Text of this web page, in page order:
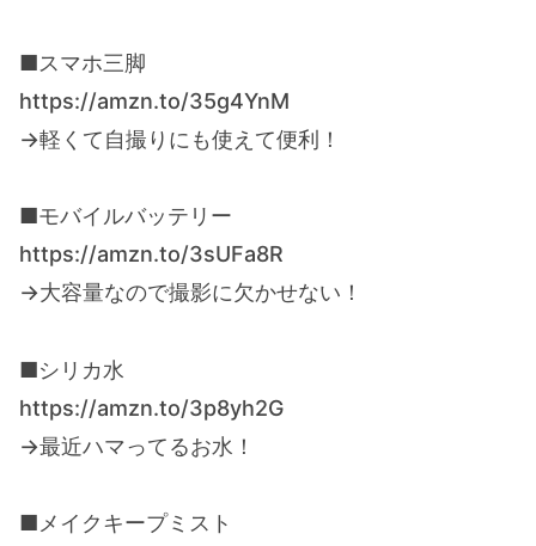
■スマホ三脚
https://amzn.to/35g4YnM
→軽くて自撮りにも使えて便利！
■モバイルバッテリー
https://amzn.to/3sUFa8R
→大容量なので撮影に欠かせない！
■シリカ水
https://amzn.to/3p8yh2G
→最近ハマってるお水！
■メイクキープミスト